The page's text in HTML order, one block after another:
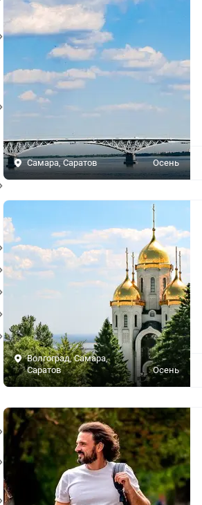
Самара, Саратов Осень
Волгоград, Самара,
Саратов
Осень